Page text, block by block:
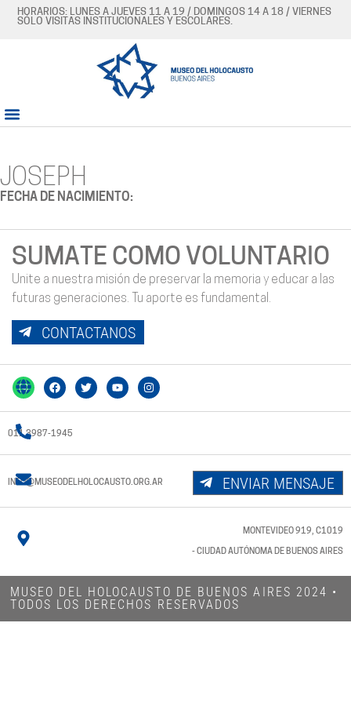
HORARIOS: LUNES A JUEVES 11 A 19 / DOMINGOS 14 A 18 / VIERNES
SÓLO VISITAS INSTITUCIONALES Y ESCOLARES.
JOSEPH
FECHA DE NACIMIENTO:
SUMATE COMO VOLUNTARIO
Unite a nuestra misión de preservar la memoria y educar a las
futuras generaciones. Tu aporte es fundamental.
CONTACTANOS
011 3987-1945
INFO@MUSEODELHOLOCAUSTO.ORG.AR ENVIAR MENSAJE
MONTEVIDEO 919, C1019
- CIUDAD AUTÓNOMA DE BUENOS AIRES
MUSEO DEL HOLOCAUSTO DE BUENOS AIRES 2024​ •
TODOS LOS DERECHOS RESERVADOS